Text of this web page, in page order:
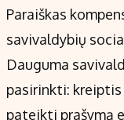
Paraiškas
savivaldybių
Dauguma
pasirinkti:
pateikti prašymą